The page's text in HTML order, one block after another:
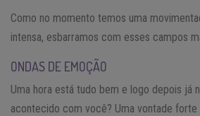
Como no momento temos uma
intensa, esbarramos com esses campos
ONDAS DE EMOÇÃO
Uma hora está tudo bem e logo depois já
acontecido com você? Uma vontade